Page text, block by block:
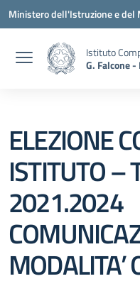
Vai ai contenuti
Vai al menu di navigazione
Vai al footer
Ministero dell'Istruzione e del
Istituto
G. Falcone -
ELEZIONE
ISTITUTO –
2021.2024
MODALITA’